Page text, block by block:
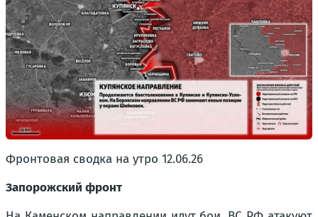
Фронтовая сводка на утро 12.06.26
Запорожский фронт